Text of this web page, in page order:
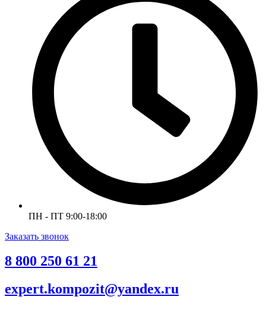
ПН - ПТ 9:00-18:00
Заказать звонок
8 800 250 61 21
expert.kompozit@yandex.ru